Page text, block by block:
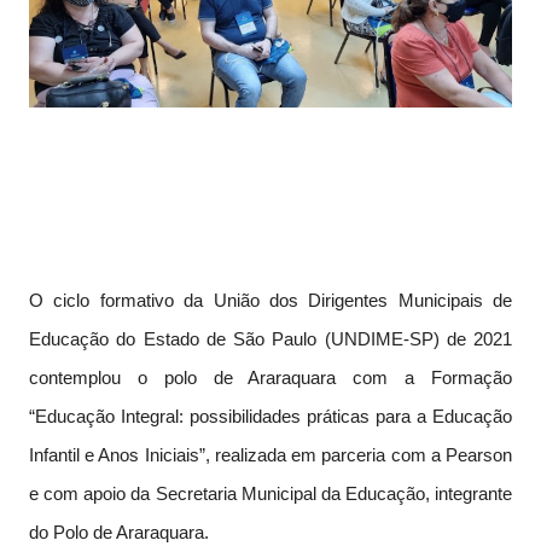
O ciclo formativo da União dos Dirigentes Municipais de
Educação do Estado de São Paulo (UNDIME-SP) de 2021
contemplou o polo de Araraquara com a Formação
“Educação Integral: possibilidades práticas para a Educação
Infantil e Anos Iniciais”, realizada em parceria com a Pearson
e com apoio da Secretaria Municipal da Educação, integrante
do Polo de Araraquara.